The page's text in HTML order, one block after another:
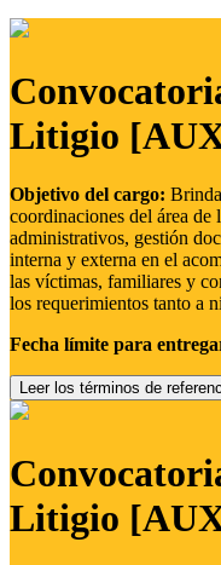
Litigio
Objetivo del cargo:
coordinaciones del área
administrativos, gestión
interna y externa en el
las víctimas, familiares y
los requerimientos tanto a
Fecha límite para
Leer los términos de
Litigio